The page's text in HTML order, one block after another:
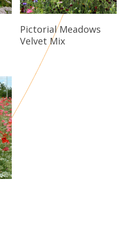
Læs Mere
Pictorial Meadows
Velvet Mix